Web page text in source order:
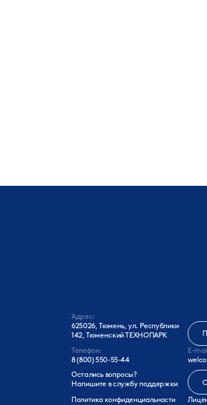
Адрес:
625026, Тюмень, ул. Республики
142, Тюменский ТЕХНОПАРК
Телефон:
8 (800) 550-55-44
E-
Остались вопросы?
Напишите в службу поддержки
Политика конфиденциальности